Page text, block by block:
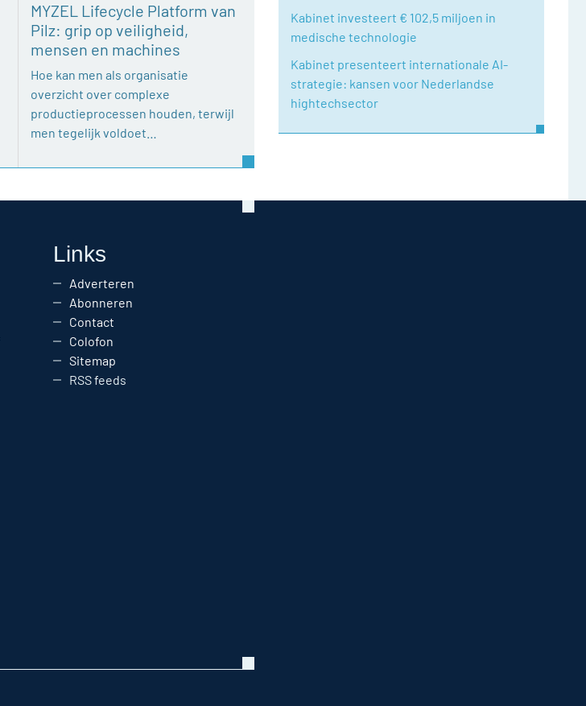
MYZEL Lifecycle Platform van
Pilz: grip op veiligheid,
mensen en machines
Hoe kan men als organisatie
overzicht over complexe
productieprocessen houden, terwijl
men tegelijk voldoet…
Kabinet investeert € 102,5 miljoen in
medische technologie
Kabinet presenteert internationale AI-
strategie: kansen voor Nederlandse
hightechsector
Links
Adverteren
Abonneren
Contact
Colofon
Sitemap
RSS feeds